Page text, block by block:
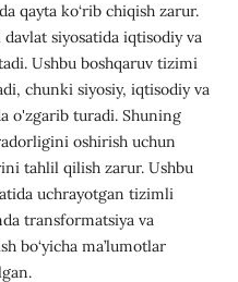
qayta ko‘rib chiqish zarur.
siyosatida iqtisodiy va
Ushbu boshqaruv tizimi
chunki siyosiy, iqtisodiy va
o'zgarib turadi. Shuning
oshirish uchun
tahlil qilish zarur. Ushbu
uchrayotgan tizimli
transformatsiya va
bo‘yicha ma’lumotlar